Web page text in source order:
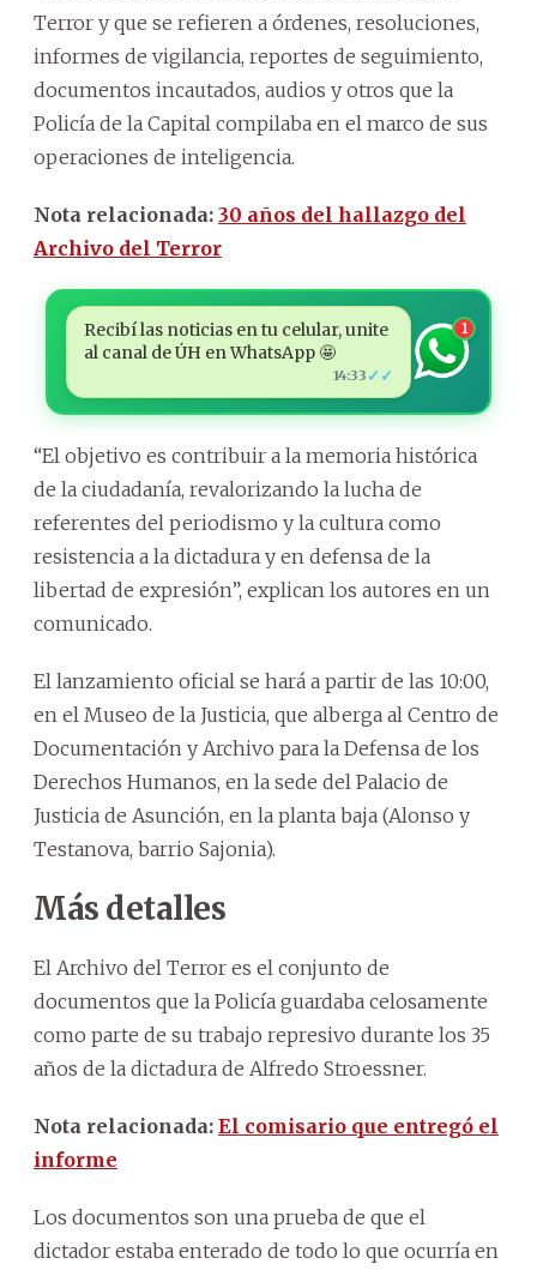
Terror y que se refieren a órdenes, resoluciones,
informes de vigilancia, reportes de seguimiento,
documentos incautados, audios y otros que la
Policía de la Capital compilaba en el marco de sus
operaciones de inteligencia.
Nota relacionada: 30 años del hallazgo del
Archivo del Terror
Recibí las noticias en tu celular, unite
al canal de ÚH en WhatsApp 🤩
14:33 ✓✓
1
“El objetivo es contribuir a la memoria histórica
de la ciudadanía, revalorizando la lucha de
referentes del periodismo y la cultura como
resistencia a la dictadura y en defensa de la
libertad de expresión”, explican los autores en un
comunicado.
El lanzamiento oficial se hará a partir de las 10:00,
en el Museo de la Justicia, que alberga al Centro de
Documentación y Archivo para la Defensa de los
Derechos Humanos, en la sede del Palacio de
Justicia de Asunción, en la planta baja (Alonso y
Testanova, barrio Sajonia).
Más detalles
El Archivo del Terror es el conjunto de
documentos que la Policía guardaba celosamente
como parte de su trabajo represivo durante los 35
años de la dictadura de Alfredo Stroessner.
Nota relacionada: El comisario que entregó el
informe
Los documentos son una prueba de que el
dictador estaba enterado de todo lo que ocurría en